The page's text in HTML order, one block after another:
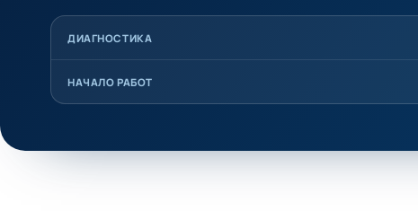
ДИАГНОСТИКА
НАЧАЛО РАБОТ